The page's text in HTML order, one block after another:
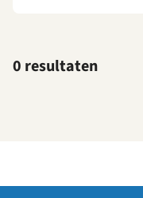
0 resultaten